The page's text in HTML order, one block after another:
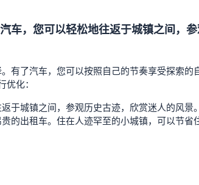
车，您可以轻松地往返于城镇之间，
有了汽车，您可以按照自己的节奏享受探索
化：
于城镇之间，参观历史古迹，欣赏迷人的风
的出租车。住在人迹罕至的小城​​镇，可以节省